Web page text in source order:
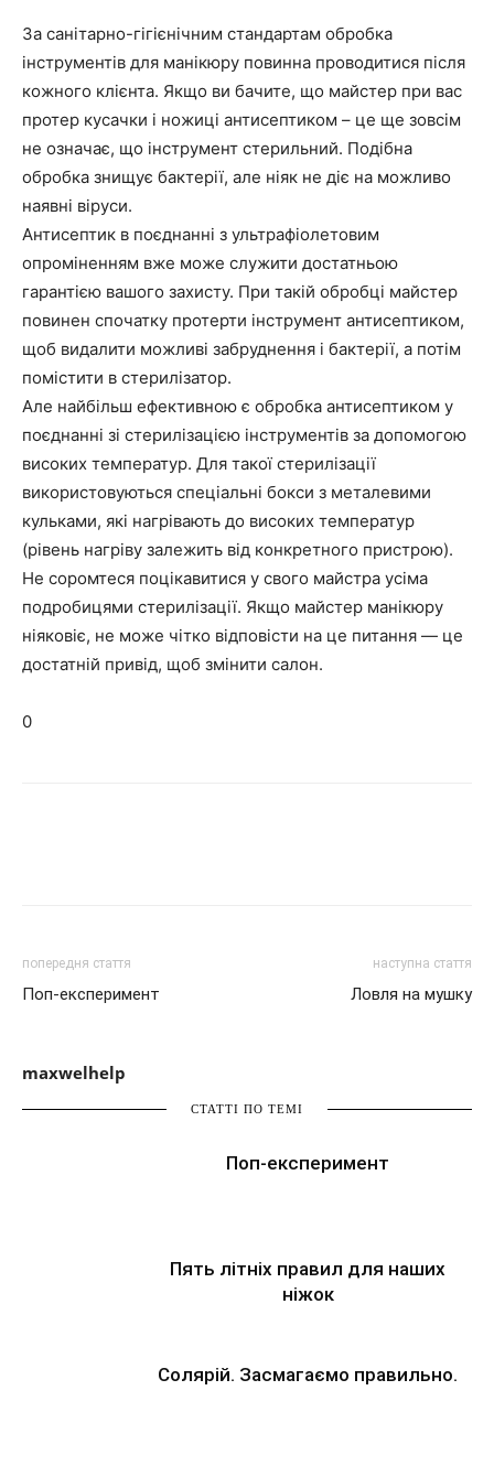
За санітарно-гігієнічним стандартам обробка
інструментів для манікюру повинна проводитися після
кожного клієнта. Якщо ви бачите, що майстер при вас
протер кусачки і ножиці антисептиком – це ще зовсім
не означає, що інструмент стерильний. Подібна
обробка знищує бактерії, але ніяк не діє на можливо
наявні віруси.
Антисептик в поєднанні з ультрафіолетовим
опроміненням вже може служити достатньою
гарантією вашого захисту. При такій обробці майстер
повинен спочатку протерти інструмент антисептиком,
щоб видалити можливі забруднення і бактерії, а потім
помістити в стерилізатор.
Але найбільш ефективною є обробка антисептиком у
поєднанні зі стерилізацією інструментів за допомогою
високих температур. Для такої стерилізації
використовуються спеціальні бокси з металевими
кульками, які нагрівають до високих температур
(рівень нагріву залежить від конкретного пристрою).
Не соромтеся поцікавитися у свого майстра усіма
подробицями стерилізації. Якщо майстер манікюру
ніяковіє, не може чітко відповісти на це питання — це
достатній привід, щоб змінити салон.
0
попередня стаття
Поп-експеримент
наступна стаття
Ловля на мушку
maxwelhelp
СТАТТІ ПО ТЕМІ
Поп-експеримент
Пять літніх правил для наших
ніжок
Солярій. Засмагаємо правильно.